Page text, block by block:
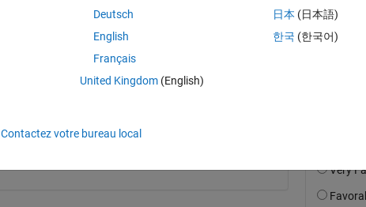
Acceptée :
Deutsch
English
Français
United Kingdom(English)
日本 (日本語)
한국 (한국어)
Contactez votre bureau local